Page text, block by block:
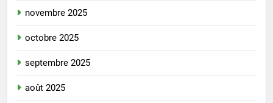
novembre 2025
octobre 2025
septembre 2025
août 2025